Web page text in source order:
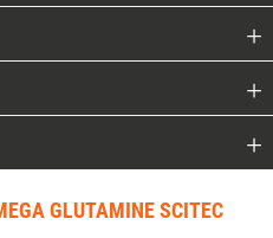
GLUTAMINE SCITEC